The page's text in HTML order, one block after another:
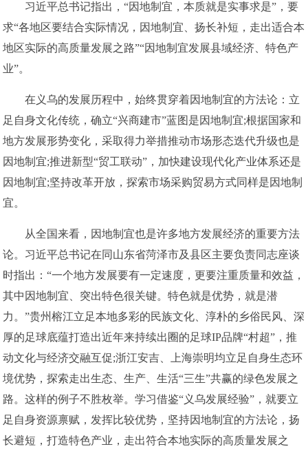
习近平总书记指出，“因地制宜，本质就是实事求是”，要
求“各地区要结合实际情况，因地制宜、扬长补短，走出适合本
地区实际的高质量发展之路”“因地制宜发展县域经济、特色产
业”。
在义乌的发展历程中，始终贯穿着因地制宜的方法论：立
足自身文化传统，确立“兴商建市”蓝图是因地制宜;根据国家和
地方发展形势变化，采取得力举措推动市场形态迭代升级也是
因地制宜;推进新型“贸工联动”，加快建设现代化产业体系还是
因地制宜;坚持改革开放，探索市场采购贸易方式同样是因地制
宜。
从全国来看，因地制宜也是许多地方发展经济的重要方法
论。习近平总书记在同山东省菏泽市及县区主要负责同志座谈
时指出：“一个地方发展要有一定速度，更要注重质量和效益，
其中因地制宜、突出特色很关键。特色就是优势，就是潜
力。”贵州榕江立足本地多彩的民族文化、淳朴的乡俗民风、深
厚的足球底蕴打造出近年来持续出圈的足球IP品牌“村超”，推
动文化与经济交融互促;浙江安吉、上海崇明均立足自身生态环
境优势，探索走出生态、生产、生活“三生”共赢的绿色发展之
路。这样的例子不胜枚举。学习借鉴“义乌发展经验”，就要立
足自身资源禀赋，发挥比较优势，坚持因地制宜的方法论，扬
长避短，打造特色产业，走出符合本地实际的高质量发展之